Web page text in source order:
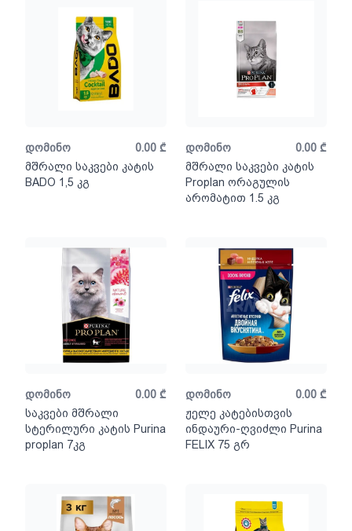
დომინო 0.00 ₾
მშრალი საკვები კატის
BADO 1,5 კგ
დომინო 0.00 ₾
მშრალი საკვები კატის
Proplan ორაგულის
არომატით 1.5 კგ
დომინო 0.00 ₾
საკვები მშრალი
სტერილური კატის Purina
proplan 7კგ
დომინო 0.00 ₾
ჟელე კატებისთვის
ინდაური-ღვიძლი Purina
FELIX 75 გრ